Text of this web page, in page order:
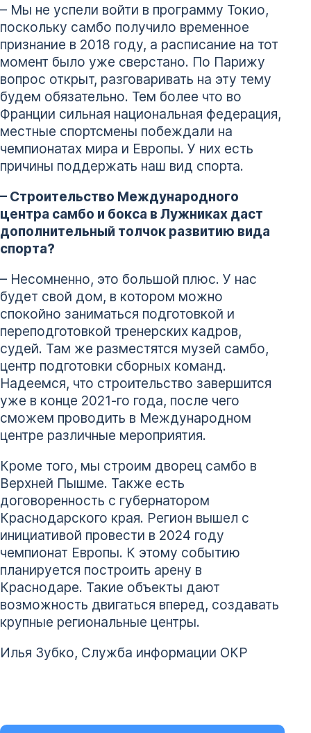
– Мы не успели войти в программу Токио,
поскольку самбо получило временное
признание в 2018 году, а расписание на тот
момент было уже сверстано. По Парижу
вопрос открыт, разговаривать на эту тему
будем обязательно. Тем более что во
Франции сильная национальная федерация,
местные спортсмены побеждали на
чемпионатах мира и Европы. У них есть
причины поддержать наш вид спорта.
– Строительство Международного
центра самбо и бокса в Лужниках даст
дополнительный толчок развитию вида
спорта?
– Несомненно, это большой плюс. У нас
будет свой дом, в котором можно
спокойно заниматься подготовкой и
переподготовкой тренерских кадров,
судей. Там же разместятся музей самбо,
центр подготовки сборных команд.
Надеемся, что строительство завершится
уже в конце 2021-го года, после чего
сможем проводить в Международном
центре различные мероприятия.
Кроме того, мы строим дворец самбо в
Верхней Пышме. Также есть
договоренность с губернатором
Краснодарского края. Регион вышел с
инициативой провести в 2024 году
чемпионат Европы. К этому событию
планируется построить арену в
Краснодаре. Такие объекты дают
возможность двигаться вперед, создавать
крупные региональные центры.
Илья Зубко, Служба информации ОКР